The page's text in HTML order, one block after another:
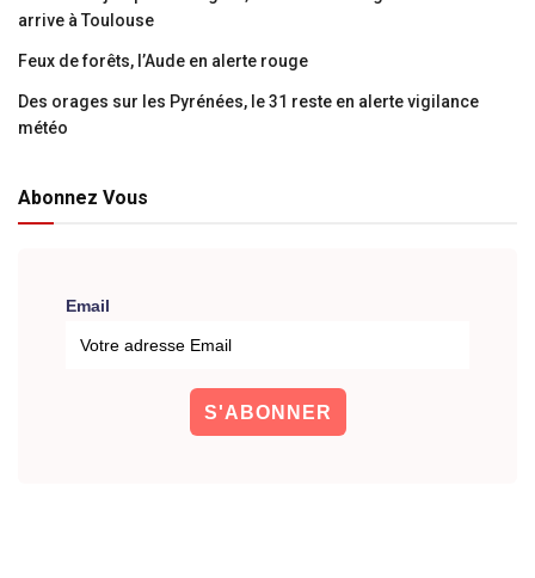
arrive à Toulouse
Feux de forêts, l’Aude en alerte rouge
Des orages sur les Pyrénées, le 31 reste en alerte vigilance
météo
Abonnez Vous
Email